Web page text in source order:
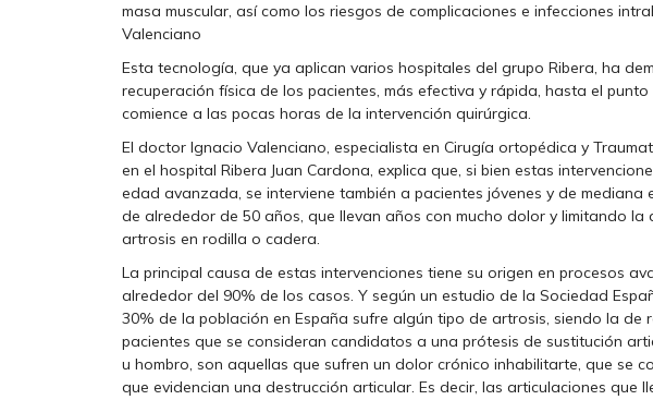
masa muscular, así como los riesgos de complicaciones e infecciones
Valenciano
Esta tecnología, que ya aplican varios hospitales del grupo Ribera, ha
recuperación física de los pacientes, más efectiva y rápida, hasta el
comience a las pocas horas de la intervención quirúrgica.
El doctor Ignacio Valenciano, especialista en Cirugía ortopédica y
en el hospital Ribera Juan Cardona, explica que, si bien estas
edad avanzada, se interviene también a pacientes jóvenes y de mediana
de alrededor de 50 años, que llevan años con mucho dolor y limitando la
artrosis en rodilla o cadera.
La principal causa de estas intervenciones tiene su origen en procesos
alrededor del 90% de los casos. Y según un estudio de la Sociedad
30% de la población en España sufre algún tipo de artrosis, siendo la de
pacientes que se consideran candidatos a una prótesis de sustitución
u hombro, son aquellas que sufren un dolor crónico inhabilitarte, que se
que evidencian una destrucción articular. Es decir, las articulaciones que